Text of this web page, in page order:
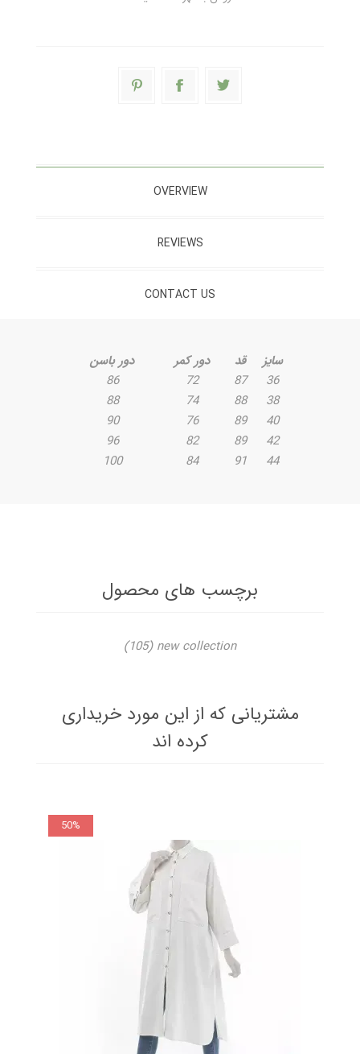
OVERVIEW
REVIEWS
CONTACT US
سایز قد دور کمر
دور باسن
36
87
72
86
38
88
74
88
40
89
76
90
42
89
82
96
44
91
84
100
برچسب های محصول
new collection
(105)
مشتریانی که از این مورد خریداری
کرده اند
50%